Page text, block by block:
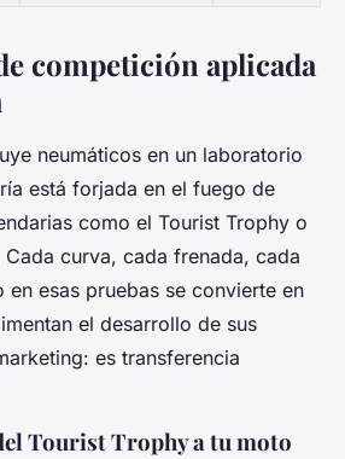
competición aplicada
neumáticos en un laboratorio
está forjada en el fuego de
como el Tourist Trophy o
curva, cada frenada, cada
esas pruebas se convierte en
el desarrollo de sus
es transferencia
Tourist Trophy a tu moto